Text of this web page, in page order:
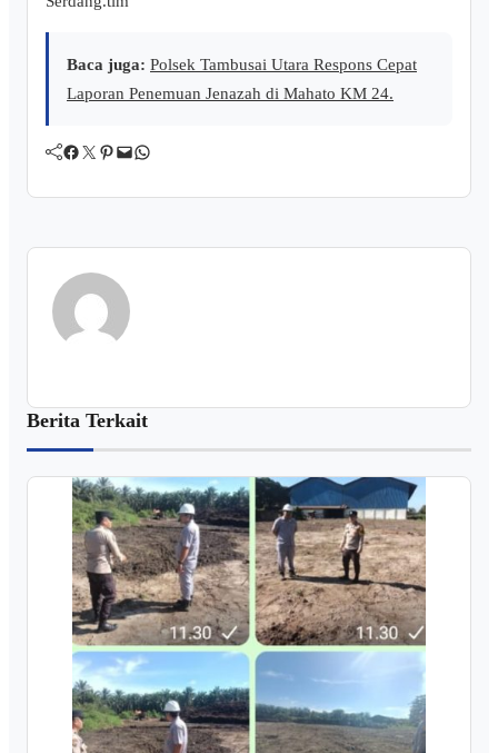
Baca juga: Polsek Tambusai Utara Respons Cepat
Laporan Penemuan Jenazah di Mahato KM 24.
Facebook Twitter Pinterest Mail WhatsApp
Berita Terkait